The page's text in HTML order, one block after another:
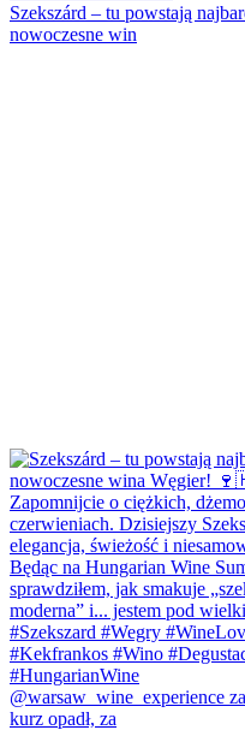
Szekszárd – tu powstają
nowoczesne win
@warsaw_wine_experience
kurz opadł, za